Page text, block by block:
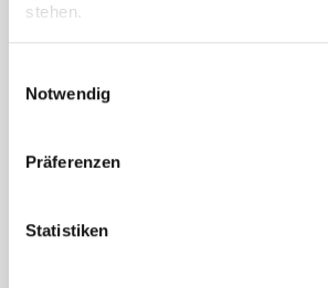
stehen.
Notwendig
Präferenzen
Statistiken
wir laden euch herzlich zu unserer